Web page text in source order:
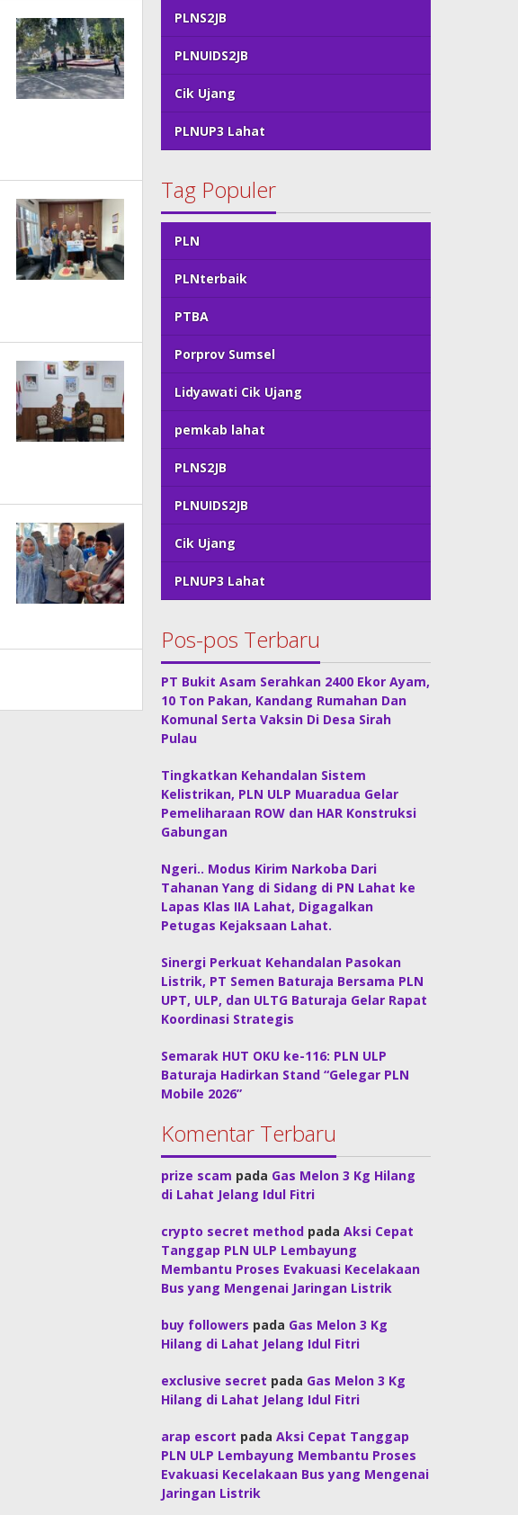
PLNS2JB
PLNUIDS2JB
Cik Ujang
PLNUP3 Lahat
Tag Populer
PLN
PLNterbaik
PTBA
Porprov Sumsel
Lidyawati Cik Ujang
pemkab lahat
PLNS2JB
PLNUIDS2JB
Cik Ujang
PLNUP3 Lahat
Pos-pos Terbaru
PT Bukit Asam Serahkan 2400 Ekor Ayam,
10 Ton Pakan, Kandang Rumahan Dan
Komunal Serta Vaksin Di Desa Sirah
Pulau
Tingkatkan Kehandalan Sistem
Kelistrikan, PLN ULP Muaradua Gelar
Pemeliharaan ROW dan HAR Konstruksi
Gabungan
Ngeri.. Modus Kirim Narkoba Dari
Tahanan Yang di Sidang di PN Lahat ke
Lapas Klas IIA Lahat, Digagalkan
Petugas Kejaksaan Lahat.
Sinergi Perkuat Kehandalan Pasokan
Listrik, PT Semen Baturaja Bersama PLN
UPT, ULP, dan ULTG Baturaja Gelar Rapat
Koordinasi Strategis
Semarak HUT OKU ke-116: PLN ULP
Baturaja Hadirkan Stand “Gelegar PLN
Mobile 2026”
Komentar Terbaru
prize scam pada Gas Melon 3 Kg Hilang
di Lahat Jelang Idul Fitri
crypto secret method padaAksi Cepat
Tanggap PLN ULP Lembayung
Membantu Proses Evakuasi Kecelakaan
Bus yang Mengenai Jaringan Listrik
buy followers pada Gas Melon 3 Kg
Hilang di Lahat Jelang Idul Fitri
exclusive secret pada Gas Melon 3 Kg
Hilang di Lahat Jelang Idul Fitri
arap escort padaAksi Cepat Tanggap
PLN ULP Lembayung Membantu Proses
Evakuasi Kecelakaan Bus yang Mengenai
Jaringan Listrik